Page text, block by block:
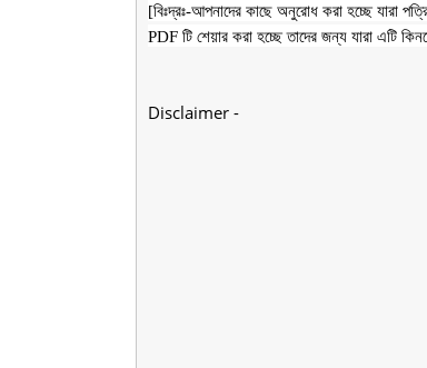
[বিঃদ্রঃ-আপনাদের কাছে অনুরোধ করা হচ্ছে যারা
PDF টি শেয়ার করা হচ্ছে তাদের জন্য যারা এটি
Disclaimer -